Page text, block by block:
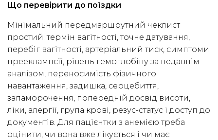
Що перевірити до поїздки
Мінімальний передмаршрутний чеклист
простий: термін вагітності, точне датування,
перебіг вагітності, артеріальний тиск, симптоми
прееклампсії, рівень гемоглобіну за недавнім
аналізом, переносимість фізичного
навантаження, задишка, серцебиття,
запаморочення, попередній досвід висоти,
ліки, алергії, група крові, резус-статус і доступ до
документів. Для пацієнтки з анемією треба
оцінити, чи вона вже лікується і чи має